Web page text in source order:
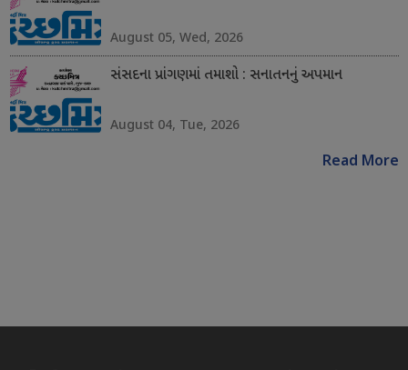
August 05, Wed, 2026
સંસદના પ્રાંગણમાં તમાશો : સનાતનનું અપમાન
August 04, Tue, 2026
Read More